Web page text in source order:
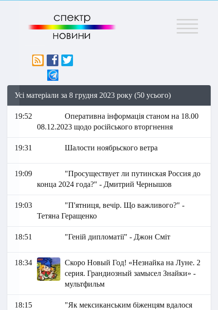
Меню
Усі матеріали за 8 грудня 2023 року (50 усього)
19:52
Оперативна інформація станом на 18.00
08.12.2023 щодо російського вторгнення
19:31 Шалости ноябрьского ветра
19:09
"Просуществует ли путинская Россия до
конца 2024 года?" - Дмитрий Чернышов
19:03
"П'ятниця, вечір. Що важливого?" -
Тетяна Геращенко
18:51 "Геній дипломатії" - Джон Сміт
18:34
Скоро Новый Год! «Незнайка на Луне. 2
серия. Грандиозный замысел Знайки» -
мультфильм
18:15
"Як мексиканським біженцям вдалося